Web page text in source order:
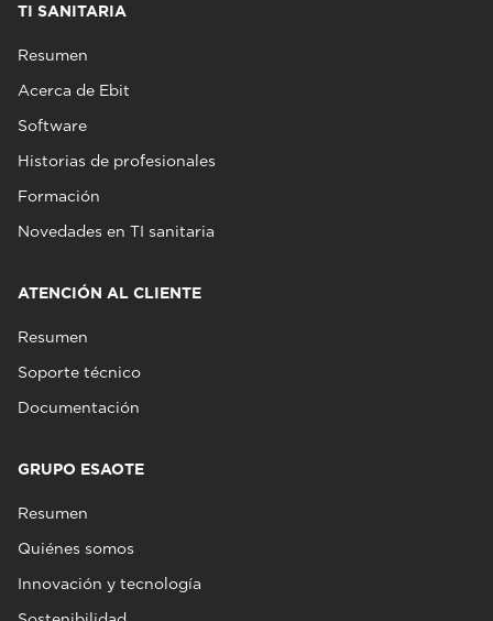
TI SANITARIA
Resumen
Acerca de Ebit
Software
Historias de profesionales
Formación
Novedades en TI sanitaria
ATENCIÓN AL CLIENTE
Resumen
Soporte técnico
Documentación
GRUPO ESAOTE
Resumen
Quiénes somos
Innovación y tecnología